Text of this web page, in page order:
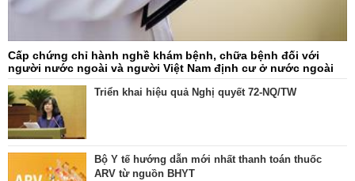
Cấp chứng chỉ hành nghề khám bệnh, chữa bệnh đối với
người nước ngoài và người Việt Nam định cư ở nước ngoài
Triển khai hiệu quả Nghị quyết 72-NQ/TW
Bộ Y tế hướng dẫn mới nhất thanh toán thuốc
ARV từ nguồn BHYT